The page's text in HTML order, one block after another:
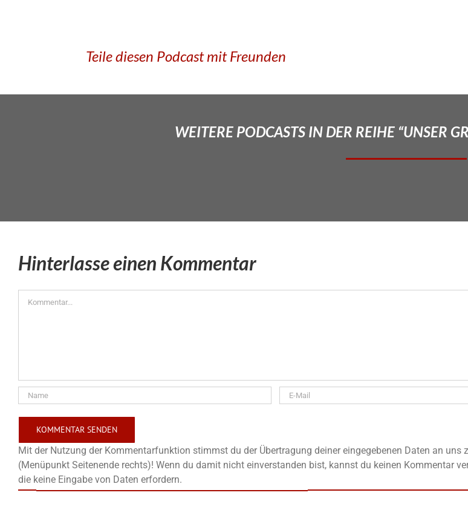
Teile diesen Podcast mit Freunden
WEITERE PODCASTS IN DER REIHE “UNSER
Hinterlasse einen Kommentar
Mit der Nutzung der Kommentarfunktion stimmst du der Übertragung deiner eingegebenen Daten an
(Menüpunkt Seitenende rechts)! Wenn du damit nicht einverstanden bist, kannst du keinen Kommentar
die keine Eingabe von Daten erfordern.